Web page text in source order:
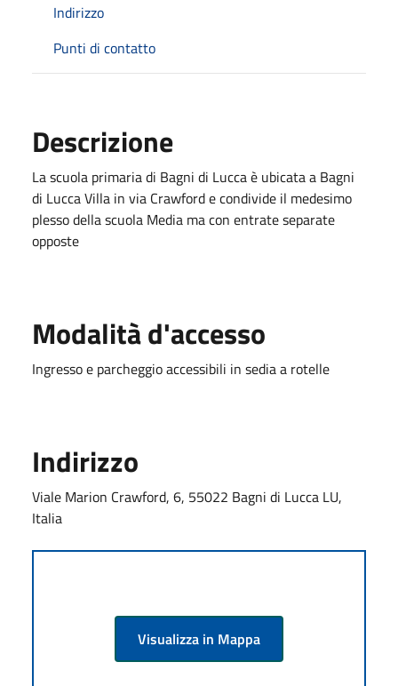
Indirizzo
Punti di contatto
Descrizione
La scuola primaria di Bagni di Lucca è ubicata a Bagni
di Lucca Villa in via Crawford e condivide il medesimo
plesso della scuola Media ma con entrate separate
opposte
Modalità d'accesso
Ingresso e parcheggio accessibili in sedia a rotelle
Indirizzo
Viale Marion Crawford, 6, 55022 Bagni di Lucca LU,
Italia
Visualizza in Mappa